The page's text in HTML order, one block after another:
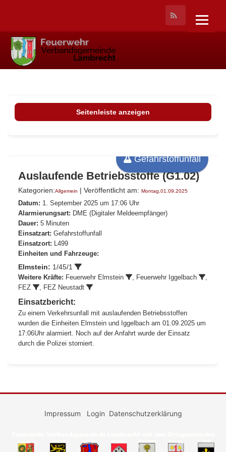
Auslaufende Betriebsstoffe (G1.02)
Gefahrstoffunfall
Kategorien:Allgemein | Veröffentlicht am: Montag,01.09.2025
Datum: 1. September 2025 um 17:06 Uhr
Alarmierungsart: DME (Digitaler Meldeempfänger)
Dauer: 5 Minuten
Einsatzart: Gefahrstoffunfall
Einsatzort: L499
Einheiten und Fahrzeuge:
Elmstein: 1/45/1
Weitere Kräfte: Feuerwehr Elmstein , Feuerwehr Iggelbach
,
FEZ
, FEZ Neustadt
Einsatzbericht:
Zu einem Verkehrsunfall mit auslaufenden Betriebsstoffen
wurden die Einheiten Elmstein und Iggelbach am 01.09.2025 um
17:06Uhr alarmiert. Noch auf der Anfahrt wurde der Einsatz
durch die Polizei storniert.
Seitenleiste anzeigen
Impressum Login Datenschutzerklärung